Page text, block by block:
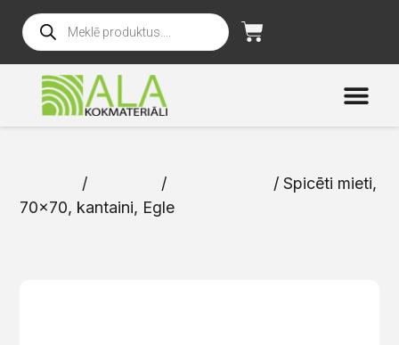
/ /
/ Spicēti mieti,
70×70, kantaini, Egle